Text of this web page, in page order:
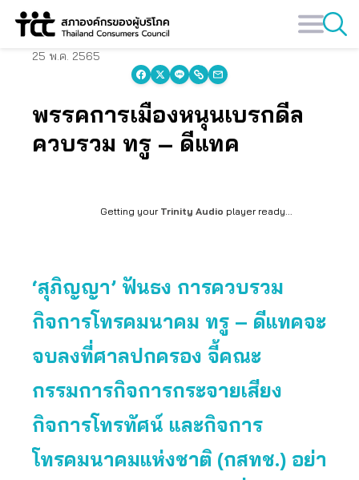
Skip
25 พ.ค. 2565
พรรคการเมืองหนุนเบรกดีล
ควบรวม ทรู – ดีแทค
Getting your Trinity Audio player ready...
‘สุภิญญา’ ฟันธง การควบรวม
กิจการโทรคมนาคม ทรู – ดีแทคจะ
จบลงที่ศาลปกครอง จี้คณะ
กรรมการกิจการกระจายเสียง
กิจการโทรทัศน์ และกิจการ
โทรคมนาคมแห่งชาติ (กสทช.) อย่า